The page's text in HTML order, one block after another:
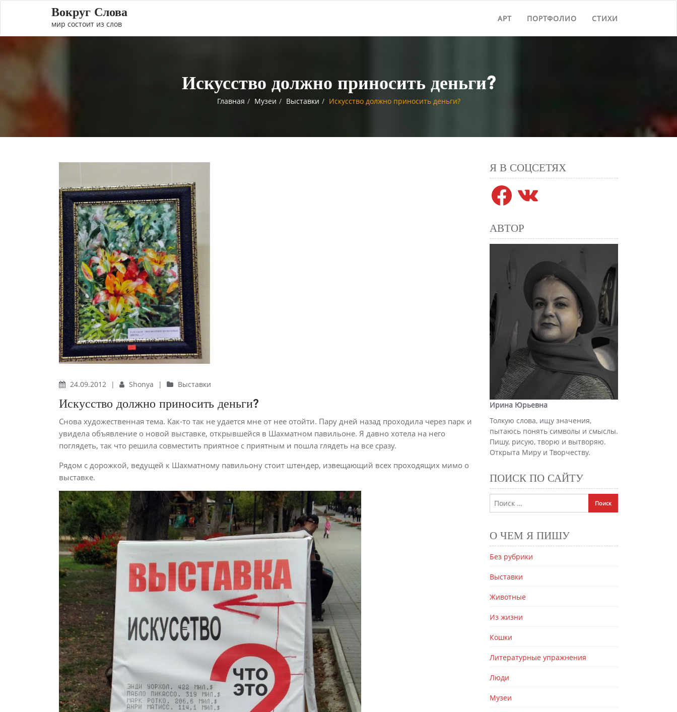
Вокруг Слова
мир состоит из слов
АРТ ПОРТФОЛИО СТИХИ
Искусство должно приносить деньги?
Главная Музеи Выставки Искусство должно приносить деньги?
24.09.2012 | Shonya | Выставки
Искусство должно приносить деньги?
Снова художественная тема. Как-то так не удается мне от нее отойти. Пару дней назад проходила через парк и
увидела объявление о новой выставке, открывшейся в Шахматном павильоне. Я давно хотела на него
поглядеть, так что решила совместить приятное с приятным и пошла глядеть на все сразу.
Рядом с дорожкой, ведущей к Шахматному павильону стоит штендер, извещающий всех проходящих мимо о
выставке.
Я В СОЦСЕТЯХ
Facebook
АВТОР
Ирина Юрьевна
Толкую слова, ищу значения,
пытаюсь понять символы и смыслы.
Пишу, рисую, творю и вытворяю.
Открыта Миру и Творчеству.
ПОИСК ПО САЙТУ
О ЧЕМ Я ПИШУ
Без рубрики
Выставки
Животные
Из жизни
Кошки
Литературные упражнения
Люди
Музеи